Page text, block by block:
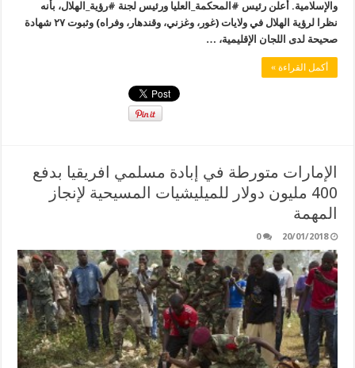
والإسلامية. أعلن رئيس #المحكمة_العليا ورئيس لجنة #رؤية_الهلال، بأنه
نظرا لرؤية الهلال في ولايات (غور، وغزني، وقندهار، وفراه) وثبوت ٢٧ شهادة
صحيحة لدى اللجان الإقليمية، …
أكمل القراءة »
الإمارات متورطة في إبادة مسلمي افريقيا بدفع
400 مليون دولار للميليشيات المسيحية لإنجاز
المهمة
20/01/2018
0